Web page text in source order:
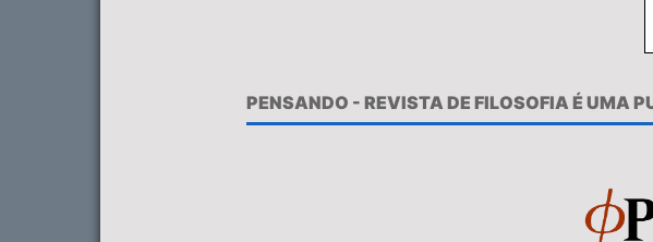
PENSANDO - REVISTA DE FILOSOFIA É UMA